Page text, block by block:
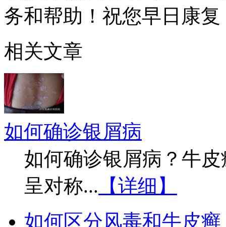
务和帮助！祝您早日康
相关文章
如何确诊银屑病
如何确诊银屑病？牛
呈对称... 【详细】
如何区分风毒和牛皮癣